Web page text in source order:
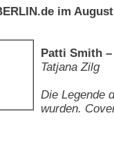
im
Patti Smith
Tatjana Zilg
Die Legende
wurden.